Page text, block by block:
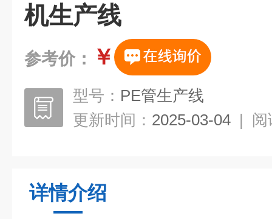
机生产线
参考价： ￥
型号： PE管生产线
更新时间： 2025-03-04 | 阅
详情介绍